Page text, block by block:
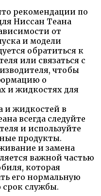
рекомендации по
Ниссан Теана
от
и модели
обратиться к
или связаться с
чтобы
о
и жидкостях для
и жидкостей в
всегда следуйте
и используйте
продукты.
и замена
важной частью
которая
его нормальную
срок службы.